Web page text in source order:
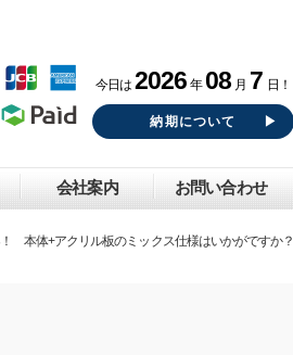
今日は 2026 年 08 月 7 日！
納期について
会社案内 お問い合わせ
本体+アクリル板のミックス仕様はいかがですか？